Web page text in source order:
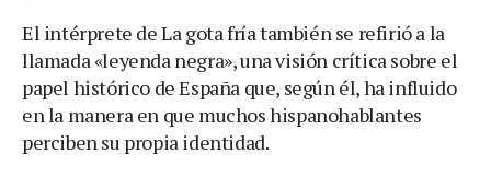
El intérprete de La gota fría también se refirió a la
llamada «leyenda negra», una visión crítica sobre el
papel histórico de España que, según él, ha influido
en la manera en que muchos hispanohablantes
perciben su propia identidad.